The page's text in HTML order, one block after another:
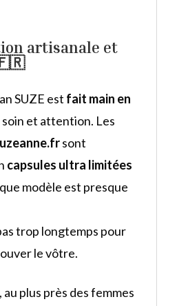
artisanale et
🇫🇷
SUZE est fait main en
soin et attention. Les
sont
capsules ultra limitées
modèle est presque
trop longtemps pour
le vôtre.
au plus près des femmes